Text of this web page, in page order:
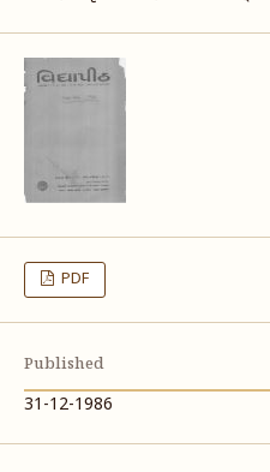
PDF
Published
31-12-1986